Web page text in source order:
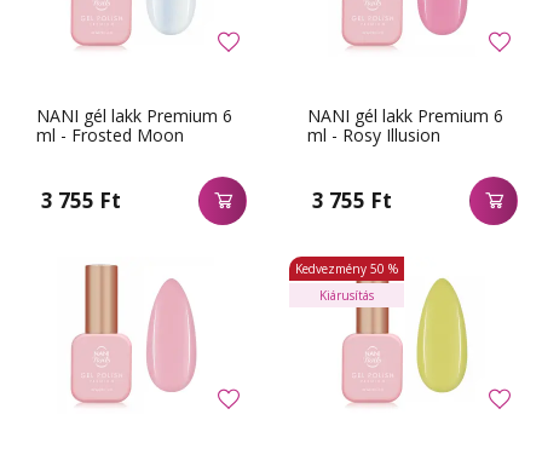
NANI gél lakk Premium 6
ml - Frosted Moon
3 755 Ft
NANI gél lakk Premium 6
ml - Rosy Illusion
3 755 Ft
Kedvezmény 50 %
Kiárusítás